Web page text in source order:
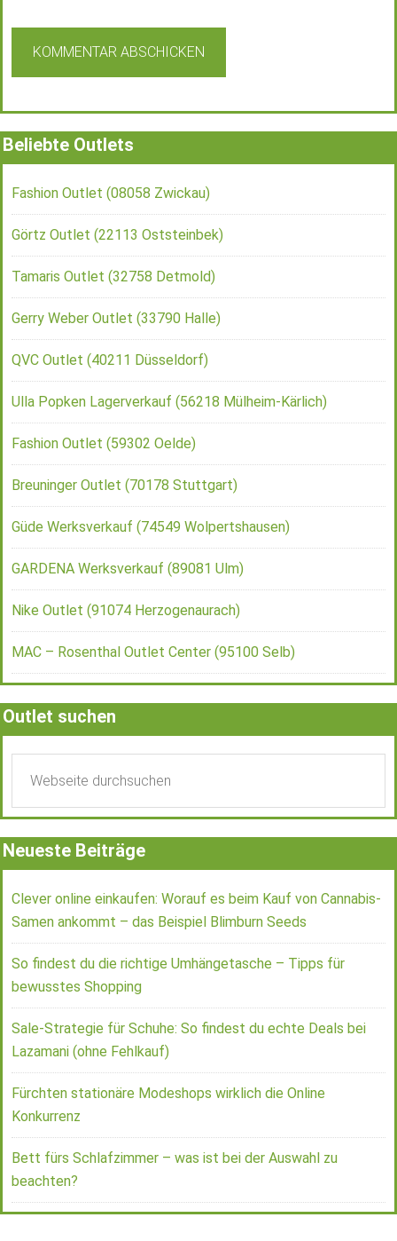
Beliebte Outlets
Fashion Outlet (08058 Zwickau)
Görtz Outlet (22113 Oststeinbek)
Tamaris Outlet (32758 Detmold)
Gerry Weber Outlet (33790 Halle)
QVC Outlet (40211 Düsseldorf)
Ulla Popken Lagerverkauf (56218 Mülheim-Kärlich)
Fashion Outlet (59302 Oelde)
Breuninger Outlet (70178 Stuttgart)
Güde Werksverkauf (74549 Wolpertshausen)
GARDENA Werksverkauf (89081 Ulm)
Nike Outlet (91074 Herzogenaurach)
MAC – Rosenthal Outlet Center (95100 Selb)
Outlet suchen
Neueste Beiträge
Clever online einkaufen: Worauf es beim Kauf von Cannabis-
Samen ankommt – das Beispiel Blimburn Seeds
So findest du die richtige Umhängetasche – Tipps für
bewusstes Shopping
Sale-Strategie für Schuhe: So findest du echte Deals bei
Lazamani (ohne Fehlkauf)
Fürchten stationäre Modeshops wirklich die Online
Konkurrenz
Bett fürs Schlafzimmer – was ist bei der Auswahl zu
beachten?